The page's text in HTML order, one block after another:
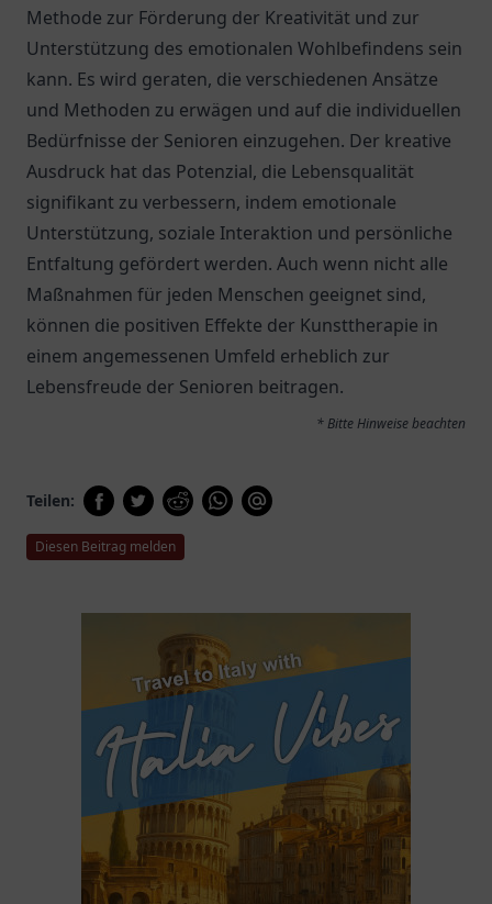
Methode zur Förderung der Kreativität und zur
Unterstützung des emotionalen Wohlbefindens sein
kann. Es wird geraten, die verschiedenen Ansätze
und Methoden zu erwägen und auf die individuellen
Bedürfnisse der Senioren einzugehen. Der kreative
Ausdruck hat das Potenzial, die Lebensqualität
signifikant zu verbessern, indem emotionale
Unterstützung, soziale Interaktion und persönliche
Entfaltung gefördert werden. Auch wenn nicht alle
Maßnahmen für jeden Menschen geeignet sind,
können die positiven Effekte der Kunsttherapie in
einem angemessenen Umfeld erheblich zur
Lebensfreude der Senioren beitragen.
* Bitte Hinweise beachten
Teilen:
Diesen Beitrag melden